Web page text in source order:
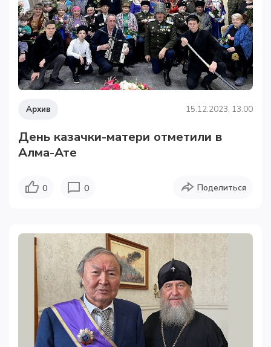
Архив 15.12.2023, 13:00
День казачки-матери отметили в
Алма-Ате
0 0 Поделиться